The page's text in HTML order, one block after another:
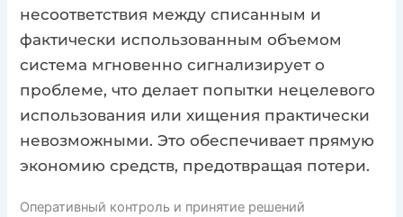
несоответствия между списанным и
фактически использованным объемом
система мгновенно сигнализирует о
проблеме, что делает попытки нецелевого
использования или хищения практически
невозможными. Это обеспечивает прямую
экономию средств, предотвращая потери.
Оперативный контроль и принятие решений